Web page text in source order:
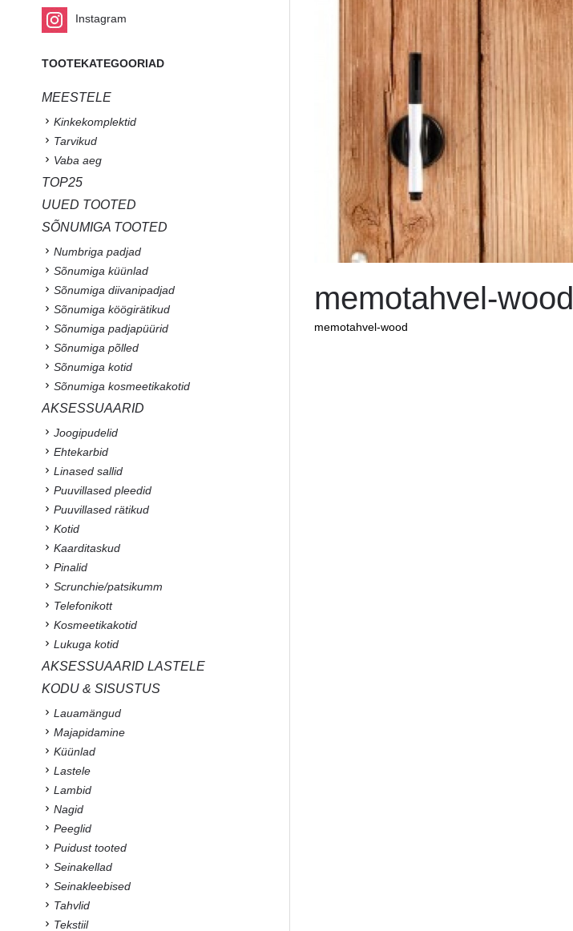
memotahvel-wood
memotahvel-wood
Instagram
TOOTEKATEGOORIAD
MEESTELE
Kinkekomplektid
Tarvikud
Vaba aeg
TOP25
UUED TOOTED
SÕNUMIGA TOOTED
Numbriga padjad
Sõnumiga küünlad
Sõnumiga diivanipadjad
Sõnumiga köögirätikud
Sõnumiga padjapüürid
Sõnumiga põlled
Sõnumiga kotid
Sõnumiga kosmeetikakotid
AKSESSUAARID
Joogipudelid
Ehtekarbid
Linased sallid
Puuvillased pleedid
Puuvillased rätikud
Kotid
Kaarditaskud
Pinalid
Scrunchie/patsikumm
Telefonikott
Kosmeetikakotid
Lukuga kotid
AKSESSUAARID LASTELE
KODU & SISUSTUS
Lauamängud
Majapidamine
Küünlad
Lastele
Lambid
Nagid
Peeglid
Puidust tooted
Seinakellad
Seinakleebised
Tahvlid
Tekstiil